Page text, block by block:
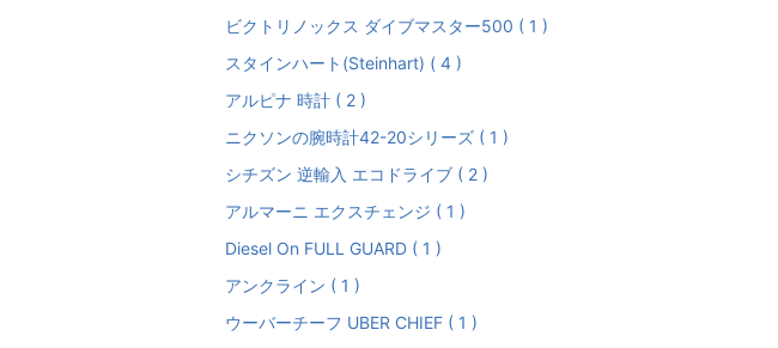
ビクトリノックス ダイブマスター500 ( 1 )
スタインハート(Steinhart) ( 4 )
アルピナ 時計 ( 2 )
ニクソンの腕時計42-20シリーズ ( 1 )
シチズン 逆輸入 エコドライブ ( 2 )
アルマーニ エクスチェンジ ( 1 )
Diesel On FULL GUARD ( 1 )
アンクライン ( 1 )
ウーバーチーフ UBER CHIEF ( 1 )